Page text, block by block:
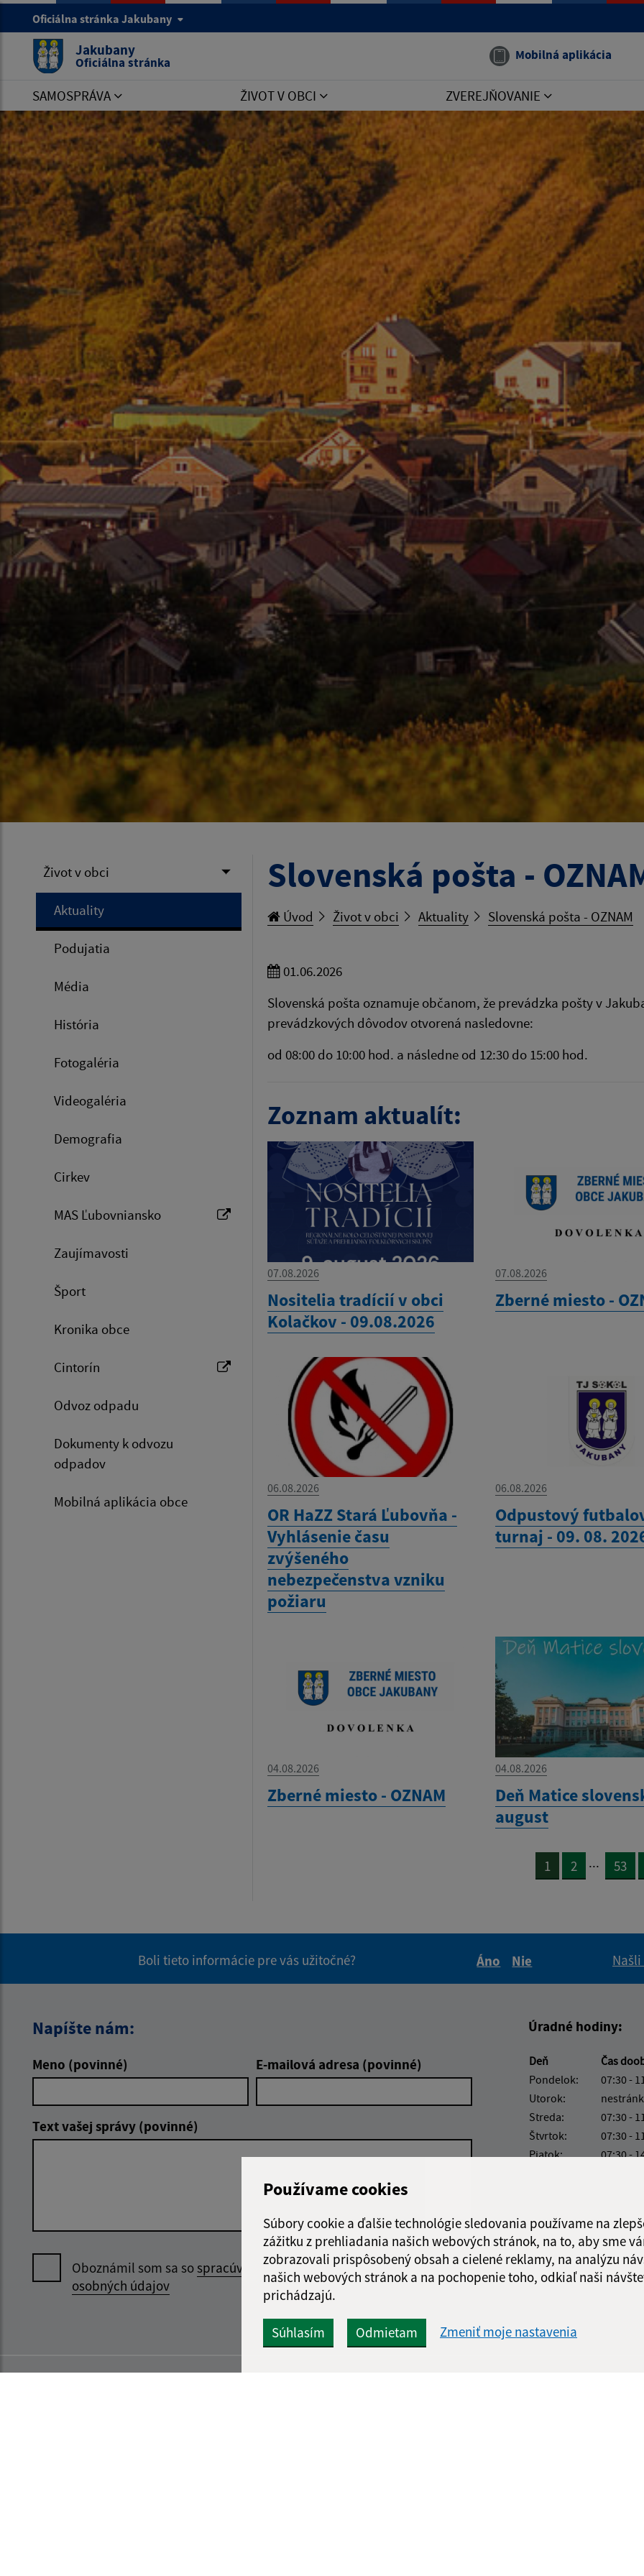
Používame cookies
Súbory cookie a ďalšie technológie sledovania používame na
zážitku z prehliadania našich webových stránok, na to, aby sme
zobrazovali prispôsobený obsah a cielené reklamy, na analýzu
našich webových stránok a na pochopenie toho, odkiaľ naši
prichádzajú.
Súhlasím Odmietam Zmeniť moje nastavenia
Oficiálna stránka Jakubany
Jakubany
Oficiálna stránka Mobilná aplikácia
SAMOSPRÁVA ŽIVOT V OBCI ZVEREJŇOVANIE
Život v obci
Aktuality
Podujatia
Média
História
Fotogaléria
Videogaléria
Demografia
Cirkev
MAS Ľubovniansko
Zaujímavosti
Šport
Kronika obce
Cintorín
Odvoz odpadu
Dokumenty k odvozu
odpadov
Mobilná aplikácia obce
Slovenská pošta -
Úvod Život v obci Aktuality Slovenská pošta - OZNAM
01.06.2026
Slovenská pošta oznamuje občanom, že prevádzka pošty v
prevádzkových dôvodov otvorená nasledovne:
od 08:00 do 10:00 hod. a následne od 12:30 do 15:00 hod.
Zoznam aktualít:
07.08.2026
Nositelia tradícií v obci
Kolačkov - 09.08.2026
07.08.2026
Zberné miesto -
06.08.2026
OR HaZZ Stará Ľubovňa -
Vyhlásenie času
zvýšeného
nebezpečenstva vzniku
požiaru
06.08.2026
Odpustový
turnaj - 09. 08.
04.08.2026
Zberné miesto - OZNAM
04.08.2026
Deň Matice
august
1 2 ... 53
Boli tieto informácie pre vás užitočné?
Áno
Nie
Napíšte nám:
Meno (povinné) E-mailová adresa (povinné)
Text vašej správy (povinné)
Oboznámil som sa sospracúvaním
osobných údajov
Google reCaptcha Response
Odoslať správu
Úradné hodiny:
Deň
Čas
Pondelok:
07:30 -
Utorok:
Streda:
07:30 -
Štvrtok:
07:30 -
Piatok:
07:30 -